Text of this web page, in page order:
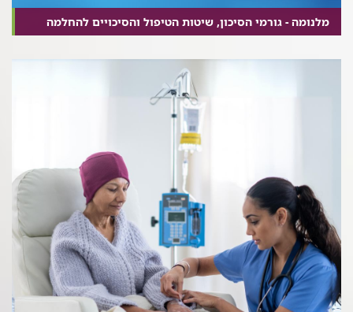
מלנומה - גורמי הסיכון, שיטות הטיפול והסיכויים להחלמה